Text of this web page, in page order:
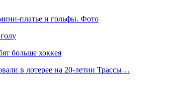
платье и гольфы. Фото
больше хоккея
в лотерее на 20-летии Трассы…